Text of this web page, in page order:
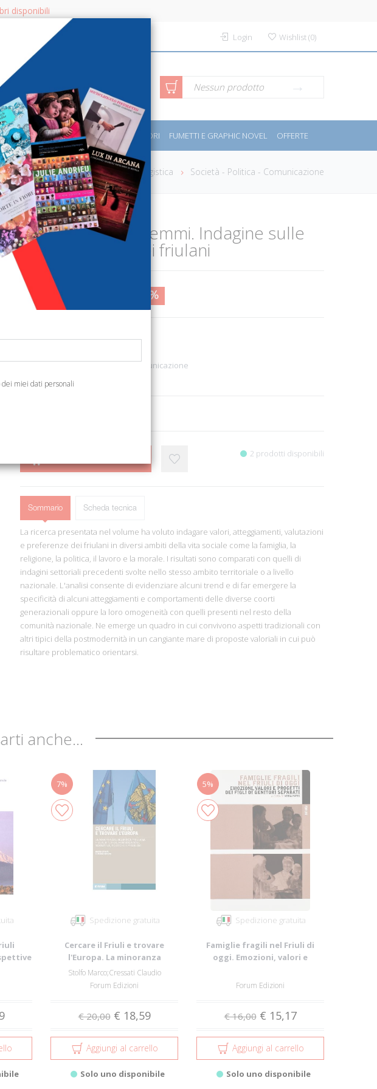
disponibili
Login Wishlist(0)
CERCA Ricerca avanzata Nessun prodotto
- GUIDE - CORSI SPORT E MOTORI FUMETTI E GRAPHIC NOVEL OFFERTE
Home Saggistica Società - Politica - Comunicazione
Orientarsi fra i dilemmi. Indagine sulle
scelte valoriali dei friulani
€ 12,56 10%
Codice: 71514193385724
Categoria: Società - Politica - Comunicazione
Ean13:
9788884201065
2 prodotti disponibili
Sommario Scheda tecnica
La ricerca presentata nel volume ha voluto indagare valori, atteggiamenti, valutazioni
e preferenze dei friulani in diversi ambiti della vita sociale come la famiglia, la
religione, la politica, il lavoro e la morale. I risultati sono comparati con quelli di
indagini settoriali precedenti svolte nello stesso ambito territoriale o a livello
nazionale. L'analisi consente di evidenziare alcuni trend e di far emergere la
specificità di alcuni atteggiamenti e comportamenti delle diverse coorti
generazionali oppure la loro omogeneità con quelli presenti nel resto della
comunità nazionale. Ne emerge un quadro in cui convivono aspetti tradizionali con
altri tipici della postmodernità in un cangiante mare di proposte valoriali in cui può
risultare problematico orientarsi.
anche...
7%
Spedizione gratuita
Cercare il Friuli e trovare
l'Europa. La minoranza
linguistica fr...
Stolfo Marco;Cressati Claudio
Forum Edizioni
€ 20,00 € 18,59
Aggiungi al carrello
Solo uno disponibile
5%
Spedizione gratuita
Famiglie fragili nel Friuli di
oggi. Emozioni, valori e
Forum Edizioni
€ 16,00 € 15,17
Aggiungi al carrello
Solo uno disponibile
miei dati personali